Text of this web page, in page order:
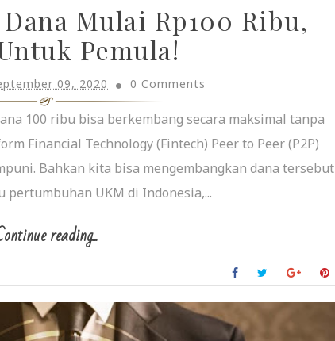
Mulai Rp100 Ribu,
Pemula!
09, 2020 0 Comments
100 ribu bisa berkembang secara maksimal tanpa
Financial Technology (Fintech) Peer to Peer (P2P)
Bahkan kita bisa mengembangkan dana tersebut
pertumbuhan UKM di Indonesia,...
reading...